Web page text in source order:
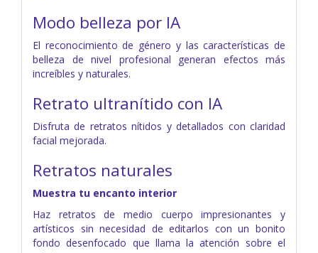
Modo belleza por IA
El reconocimiento de género y las características de
belleza de nivel profesional generan efectos más
increíbles y naturales.
Retrato ultranítido con IA
Disfruta de retratos nítidos y detallados con claridad
facial mejorada.
Retratos naturales
Muestra tu encanto interior
Haz retratos de medio cuerpo impresionantes y
artísticos sin necesidad de editarlos con un bonito
fondo desenfocado que llama la atención sobre el